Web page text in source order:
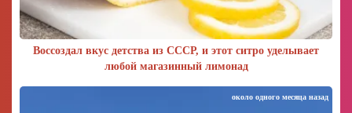
Воссоздал вкус детства из СССР, и этот ситро уделывает
любой магазинный лимонад
около одного месяца назад